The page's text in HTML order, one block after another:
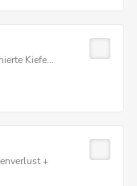
Kiefe...
+